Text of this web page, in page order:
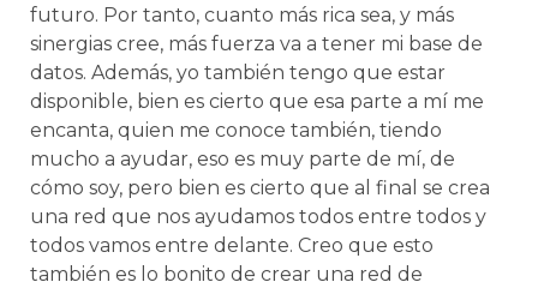
futuro. Por tanto, cuanto más rica sea, y más
sinergias cree, más fuerza va a tener mi base de
datos. Además, yo también tengo que estar
disponible, bien es cierto que esa parte a mí me
encanta, quien me conoce también, tiendo
mucho a ayudar, eso es muy parte de mí, de
cómo soy, pero bien es cierto que al final se crea
una red que nos ayudamos todos entre todos y
todos vamos entre delante. Creo que esto
también es lo bonito de crear una red de